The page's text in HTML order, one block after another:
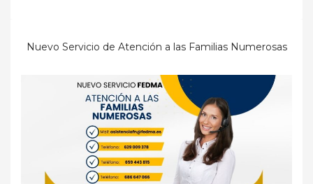
Nuevo Servicio de Atención a las Familias Numerosas